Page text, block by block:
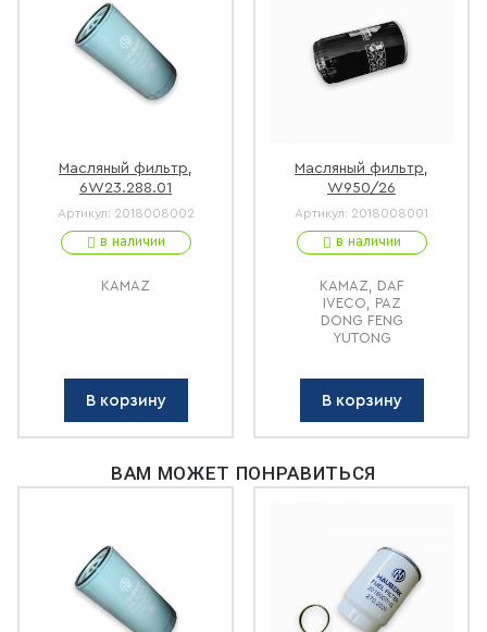
Масляный фильтр,
6W23.288.01
Артикул: 2018008002
в наличии
KAMAZ
В корзину
Масляный фильтр,
W950/26
Артикул: 2018008001
в наличии
KAMAZ, DAF
IVECO, PAZ
DONG FENG
YUTONG
В корзину
ВАМ МОЖЕТ ПОНРАВИТЬСЯ